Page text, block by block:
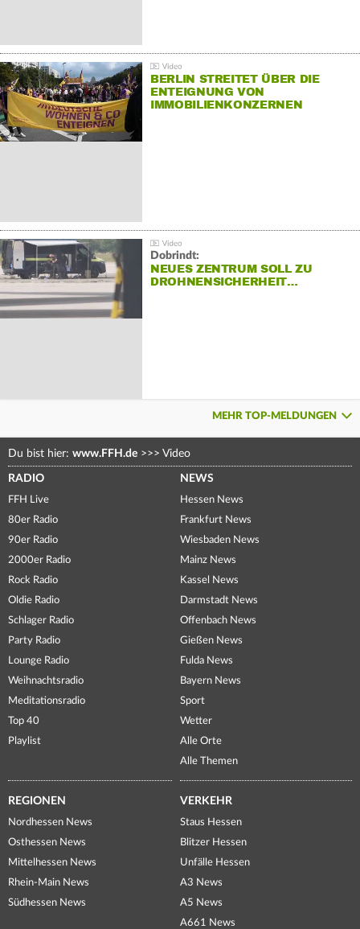
BERLIN STREITET ÜBER DIE
ENTEIGNUNG VON
IMMOBILIENKONZERNEN
Dobrindt:
NEUES ZENTRUM SOLL ZU
DROHNENSICHERHEIT…
MEHR TOP-MELDUNGEN
Du bist hier: www.FFH.de >>> Video
RADIO
FFH Live
80er Radio
90er Radio
2000er Radio
Rock Radio
Oldie Radio
Schlager Radio
Party Radio
Lounge Radio
Weihnachtsradio
Meditationsradio
Top 40
Playlist
NEWS
Hessen News
Frankfurt News
Wiesbaden News
Mainz News
Kassel News
Darmstadt News
Offenbach News
Gießen News
Fulda News
Bayern News
Sport
Wetter
Alle Orte
Alle Themen
REGIONEN
Nordhessen News
Osthessen News
Mittelhessen News
Rhein-Main News
Südhessen News
VERKEHR
Staus Hessen
Blitzer Hessen
Unfälle Hessen
A3 News
A5 News
A661 News